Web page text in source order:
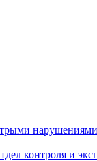
контроля и